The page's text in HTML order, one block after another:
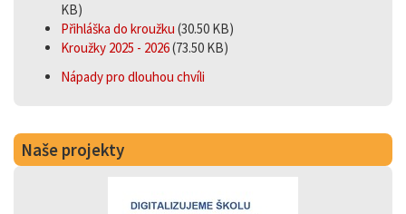
KB)
Přihláška do kroužku (30.50 KB)
Kroužky 2025 - 2026(73.50 KB)
Nápady pro dlouhou chvíli
Naše projekty